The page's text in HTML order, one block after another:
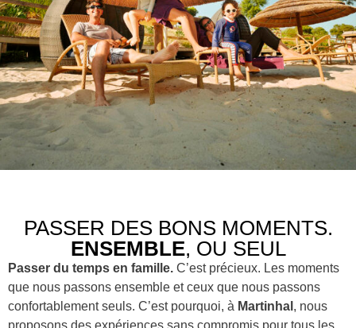
PASSER DES BONS MOMENTS.
ENSEMBLE, OU SEUL
Passer du temps en famille. C’est précieux. Les moments
que nous passons ensemble et ceux que nous passons
confortablement seuls. C’est pourquoi, à Martinhal , nous
proposons des expériences sans compromis pour tous les